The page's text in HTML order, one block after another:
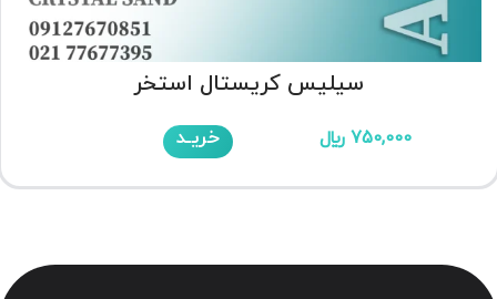
سیلیس کریستال استخر
750,000 ﷼ خریـد